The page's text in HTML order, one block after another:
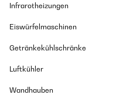
Infrarotheizungen
Eiswürfelmaschinen
Getränkekühlschränke
Luftkühler
Wandhauben